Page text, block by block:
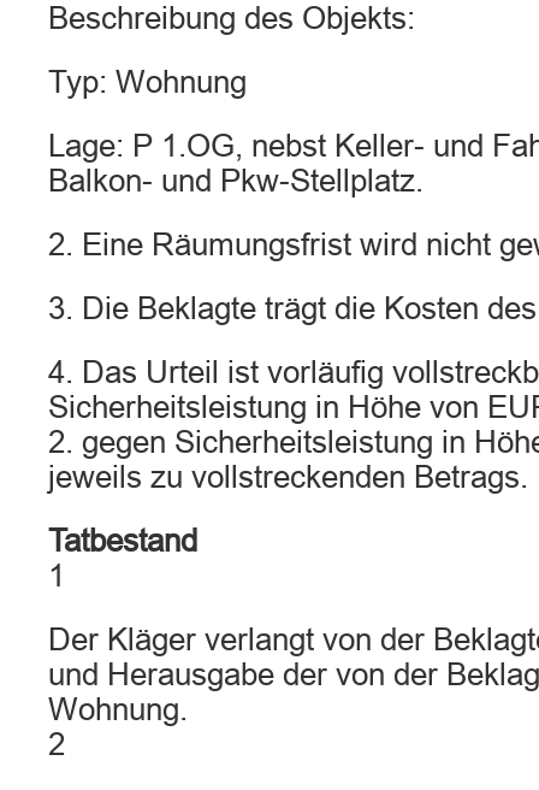
Beschreibung des Objekts:
Typ: Wohnung
Lage: P 1.OG, nebst Keller- und
Balkon- und Pkw-Stellplatz.
2. Eine Räumungsfrist wird nicht
3. Die Beklagte trägt die Kosten
4. Das Urteil ist vorläufig
Sicherheitsleistung in Höhe von
2. gegen Sicherheitsleistung in
jeweils zu vollstreckenden Betrags.
Tatbestand
1
Der Kläger verlangt von der
und Herausgabe der von der
Wohnung.
2